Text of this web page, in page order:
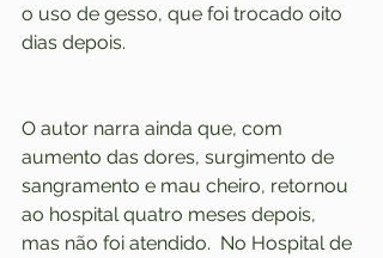
o uso de gesso, que foi trocado oito
dias depois.
O autor narra ainda que, com
aumento das dores, surgimento de
sangramento e mau cheiro, retornou
ao hospital quatro meses depois,
mas não foi atendido.  No Hospital de